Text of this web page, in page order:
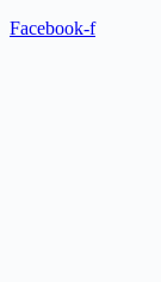
Facebook-f